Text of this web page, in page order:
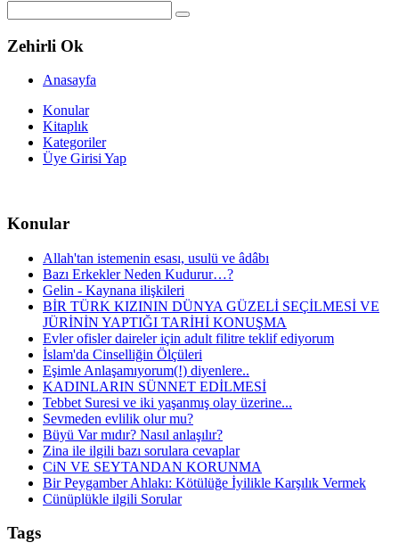
Zehirli Ok
Anasayfa
Konular
Kitaplık
Kategoriler
Üye Girisi Yap
Konular
Allah'tan istemenin esası, usulü ve âdâbı
Bazı Erkekler Neden Kudurur…?
Gelin - Kaynana ilişkileri
BİR TÜRK KIZININ DÜNYA GÜZELİ SEÇİLMESİ VE
JÜRİNİN YAPTIĞI TARİHİ KONUŞMA
Evler ofisler daireler için adult filitre teklif ediyorum
İslam'da Cinselliğin Ölçüleri
Eşimle Anlaşamıyorum(!) diyenlere..
KADINLARIN SÜNNET EDİLMESİ
Tebbet Suresi ve iki yaşanmış olay üzerine...
Sevmeden evlilik olur mu?
Büyü Var mıdır? Nasıl anlaşılır?
Zina ile ilgili bazı sorulara cevaplar
CiN VE SEYTANDAN KORUNMA
Bir Peygamber Ahlakı: Kötülüğe İyilikle Karşılık Vermek
Cünüplükle ilgili Sorular
Tags